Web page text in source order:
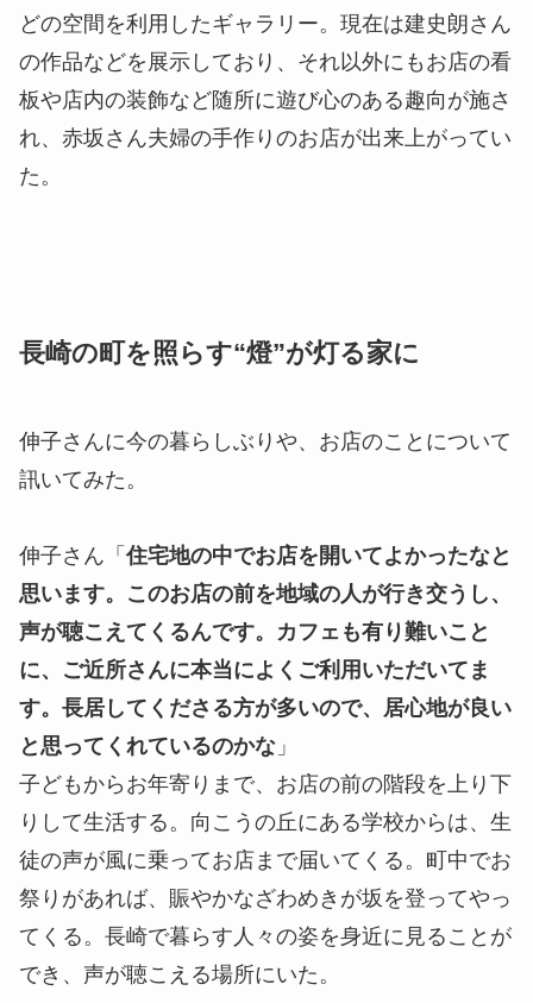
どの空間を利用したギャラリー。現在は建史朗さん
の作品などを展示しており、それ以外にもお店の看
板や店内の装飾など随所に遊び心のある趣向が施さ
れ、赤坂さん夫婦の手作りのお店が出来上がってい
た。
長崎の町を照らす“燈”が灯る家に
伸子さんに今の暮らしぶりや、お店のことについて
訊いてみた。
伸子さん「 住宅地の中でお店を開いてよかったなと
思います。このお店の前を地域の人が行き交うし、
声が聴こえてくるんです。カフェも有り難いこと
に、ご近所さんに本当によくご利用いただいてま
す。長居してくださる方が多いので、居心地が良い
と思ってくれているのかな 」
子どもからお年寄りまで、お店の前の階段を上り下
りして生活する。向こうの丘にある学校からは、生
徒の声が風に乗ってお店まで届いてくる。町中でお
祭りがあれば、賑やかなざわめきが坂を登ってやっ
てくる。長崎で暮らす人々の姿を身近に見ることが
でき、声が聴こえる場所にいた。